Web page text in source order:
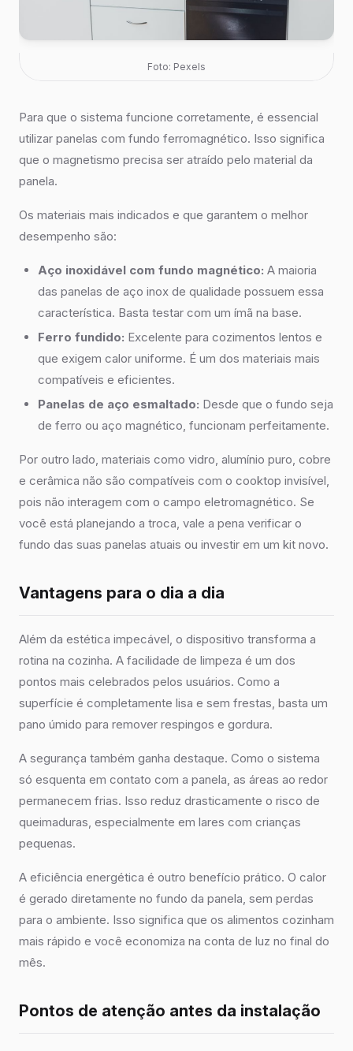
Foto: Pexels
Para que o sistema funcione corretamente, é essencial
utilizar panelas com fundo ferromagnético. Isso significa
que o magnetismo precisa ser atraído pelo material da
panela.
Os materiais mais indicados e que garantem o melhor
desempenho são:
Aço inoxidável com fundo magnético: A maioria
das panelas de aço inox de qualidade possuem essa
característica. Basta testar com um ímã na base.
Ferro fundido: Excelente para cozimentos lentos e
que exigem calor uniforme. É um dos materiais mais
compatíveis e eficientes.
Panelas de aço esmaltado: Desde que o fundo seja
de ferro ou aço magnético, funcionam perfeitamente.
Por outro lado, materiais como vidro, alumínio puro, cobre
e cerâmica não são compatíveis com o cooktop invisível,
pois não interagem com o campo eletromagnético. Se
você está planejando a troca, vale a pena verificar o
fundo das suas panelas atuais ou investir em um kit novo.
Vantagens para o dia a dia
Além da estética impecável, o dispositivo transforma a
rotina na cozinha. A facilidade de limpeza é um dos
pontos mais celebrados pelos usuários. Como a
superfície é completamente lisa e sem frestas, basta um
pano úmido para remover respingos e gordura.
A segurança também ganha destaque. Como o sistema
só esquenta em contato com a panela, as áreas ao redor
permanecem frias. Isso reduz drasticamente o risco de
queimaduras, especialmente em lares com crianças
pequenas.
A eficiência energética é outro benefício prático. O calor
é gerado diretamente no fundo da panela, sem perdas
para o ambiente. Isso significa que os alimentos cozinham
mais rápido e você economiza na conta de luz no final do
mês.
Pontos de atenção antes da instalação